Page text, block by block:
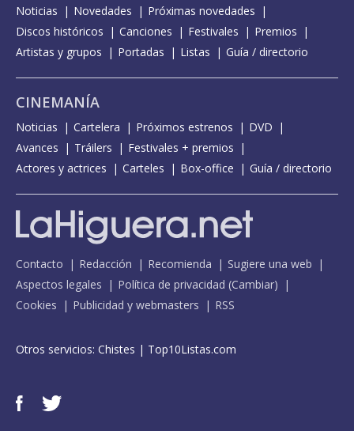
Noticias Novedades
Próximas novedades
Discos históricos
Canciones Festivales
Premios
Artistas y grupos
Portadas Listas Guía / directorio
CINEMANÍA
Noticias Cartelera Próximos estrenos
DVD
Avances
Tráilers
Festivales + premios
Actores y actrices
Carteles Box-office Guía / directorio
Contacto Redacción Recomienda
Sugiere una web
Aspectos legales
Política de privacidad (Cambiar)
Cookies
Publicidad y webmasters RSS
Otros servicios: Chistes | Top10Listas.com